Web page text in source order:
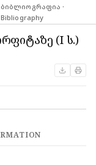
ბიბლიოგრაფია ·
Bibliography
(I ს.)